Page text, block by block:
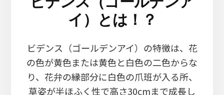
イ）とは！？
ビデンス（ゴールデンアイ）の特徴は、花
の色が黄色または黄色と白色の二色からな
り、花弁の縁部分に白色の爪班が入る所、
草姿が半ほふく性で高さ30cmまで成長し